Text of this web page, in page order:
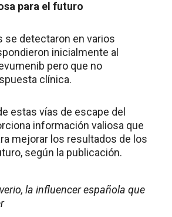
para el futuro
se detectaron en varios
inicialmente al
pero que no
clínica.
estas vías de escape del
información valiosa que
mejorar los resultados de los
según la publicación.
la influencer española que